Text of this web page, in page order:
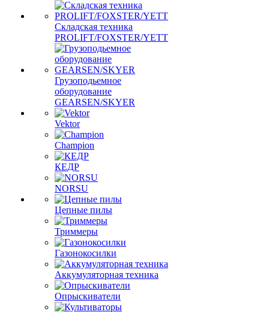
Складская техника
PROLIFT/FOXSTER/YETT
Грузоподьемное
оборудование
GEARSEN/SKYER
Vektor
Champion
КЕДР
NORSU
Цепные пилы
Триммеры
Газонокосилки
Аккумуляторная техника
Опрыскиватели